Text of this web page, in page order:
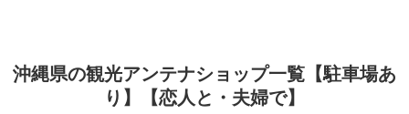
沖縄県の観光アンテナショップ一覧【駐車場あ
り】【恋人と・夫婦で】